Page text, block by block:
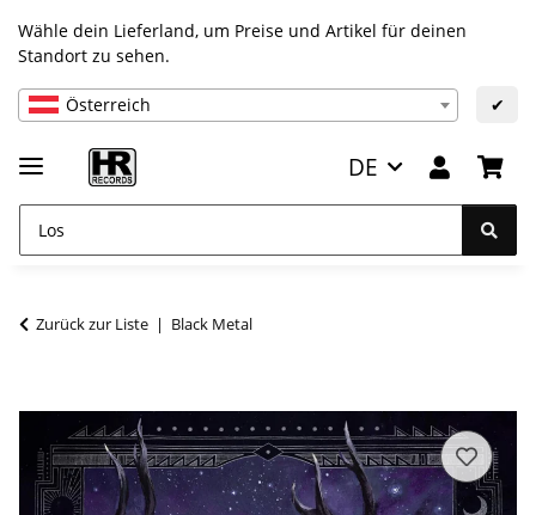
Wähle dein Lieferland, um Preise und Artikel für deinen
Standort zu sehen.
Österreich ✔
DE
Zurück zur Liste Black Metal